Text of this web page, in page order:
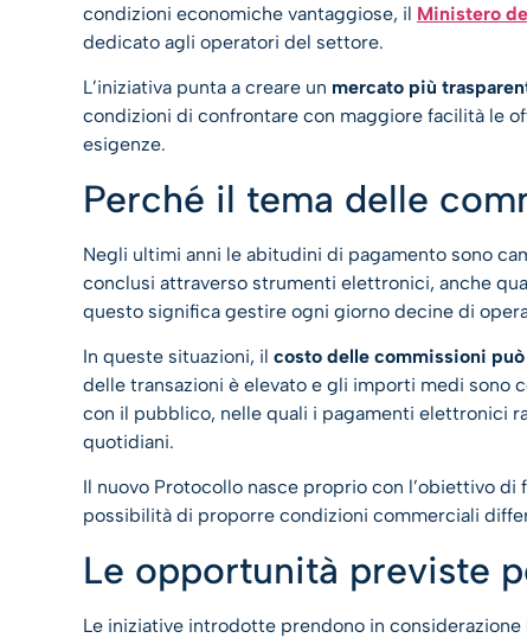
condizioni economiche vantaggiose, il Ministero
dedicato agli operatori del settore.
L’iniziativa punta a creare un mercato più
condizioni di confrontare con maggiore facilità le
esigenze.
Perché il tema delle
Negli ultimi anni le abitudini di pagamento sono
conclusi attraverso strumenti elettronici, anche
questo significa gestire ogni giorno decine di
In queste situazioni, il costo delle commissioni
delle transazioni è elevato e gli importi medi sono
con il pubblico, nelle quali i pagamenti elettronici
quotidiani.
Il nuovo Protocollo nasce proprio con l’obiettivo di
possibilità di proporre condizioni commerciali
Le opportunità previste
Le iniziative introdotte prendono in